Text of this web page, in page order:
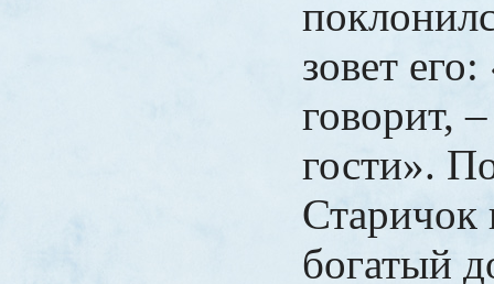
зовет
говорит,
гости».
Старичок
богатый